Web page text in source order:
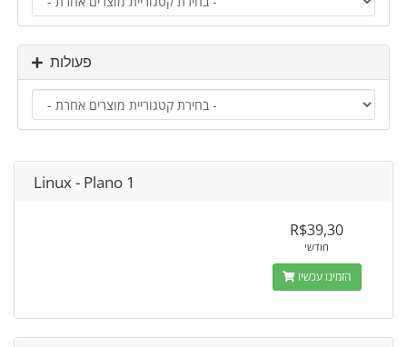
פעולות
Linux - Plano 1
R$39,30
חודשי
הזמינו עכשיו